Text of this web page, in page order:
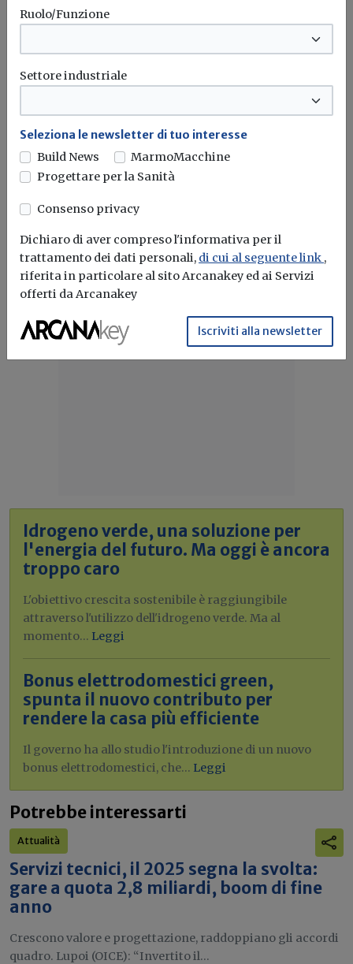
sull'innovazione dei processi
supporti di project management.
istituita al Consiglio di Stato la
Commissione “mista”
Idrogeno verde, una soluzione per
l'energia del futuro. Ma oggi è ancora
troppo caro
L'obiettivo crescita sostenibile è raggiungibile
attraverso l'utilizzo dell'idrogeno verde. Ma al
momento... Leggi
Bonus elettrodomestici green,
spunta il nuovo contributo per
rendere la casa più efficiente
Il governo ha allo studio l'introduzione di un nuovo
bonus elettrodomestici, che... Leggi
Potrebbe interessarti
Attualità
Servizi tecnici, il 2025 segna la svolta:
gare a quota 2,8 miliardi, boom di fine
anno
Crescono valore e progettazione, raddoppiano gli accordi
quadro. Lupoi (OICE): “Invertito il...
Ruolo/Funzione
Settore industriale
Seleziona le newsletter di tuo interesse
Build News
MarmoMacchine
Progettare per la Sanità
Consenso privacy
Dichiaro di aver compreso l'informativa per il
trattamento dei dati personali, di cui al seguente link ,
riferita in particolare al sito Arcanakey ed ai Servizi
offerti da Arcanakey
Iscriviti alla newsletter